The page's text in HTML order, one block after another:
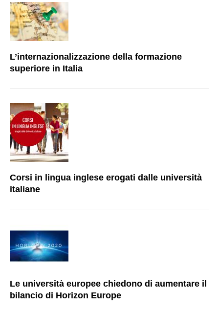
L’internazionalizzazione della formazione
superiore in Italia
Corsi in lingua inglese erogati dalle università
italiane
Le università europee chiedono di aumentare il
bilancio di Horizon Europe